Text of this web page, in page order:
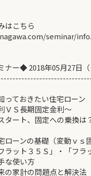
はこちら
seminar/
ー◆ 2018年05月27日（
ておきたい住宅ローン
長期固定金利～
ト、固定への乗換は
ーンの基礎（変動ｖｓ固
ット３５Ｓ」・「フラ
い方
家計の問題点と解決法